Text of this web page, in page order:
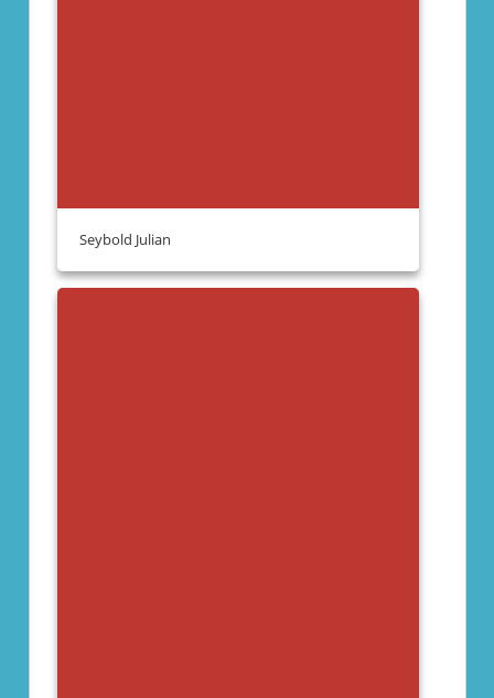
Seybold Julian